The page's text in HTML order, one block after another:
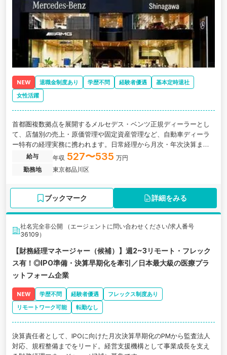
NEW 退職金制度あり 学歴不問 経験者優遇
基本定時退社
女性活躍
首都圏複数拠点を展開するメルセデス・ベンツ正規ディーラーとし
て、店舗別の売上・原価管理や固定資産管理など、自動車ディーラ
ー特有の経理実務に携われます。日常経理から月次・年次決算まで
一貫して担当し、将来的には経理組織の中核として業務改善やマネ
ジメントにも挑戦できる環境です。
給与 年収 527〜535 万円
勤務地
東京都品川区
ブックマーク 詳細をみる
社名完全非公開 （エージェントに問い合わせください/求人番号
36109）
【財務経理マネージャー（候補）】週2~3リモート・フレック
ス有！◎IPO準備・決算早期化を牽引／日本最大級の医療プラ
ットフォーム企業
NEW 学歴不問 経験者優遇
フレックス制度あり
リモートワーク可能
転勤なし
決算責任者として、IPOに向けた月次決算早期化のPMから監査法人
対応、規程整備までをリード。経営支援機構として事業成長を支え